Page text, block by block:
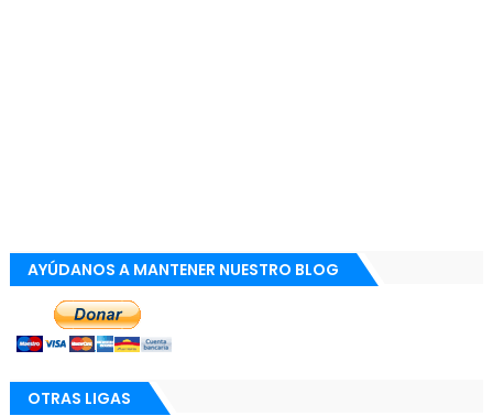
AYÚDANOS A MANTENER NUESTRO BLOG
OTRAS LIGAS